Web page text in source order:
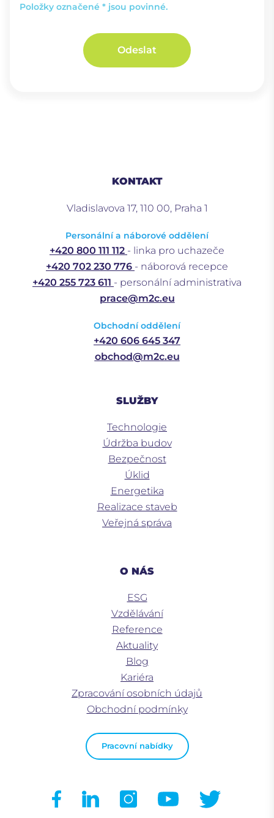
Položky označené * jsou povinné.
Odeslat
KONTAKT
Vladislavova 17, 110 00, Praha 1
Personální a náborové oddělení
+420 800 111 112 - linka pro uchazeče
+420 702 230 776 - náborová recepce
+420 255 723 611 - personální administrativa
prace@m2c.eu
Obchodní oddělení
+420 606 645 347
obchod@m2c.eu
SLUŽBY
Technologie
Údržba budov
Bezpečnost
Úklid
Energetika
Realizace staveb
Veřejná správa
O NÁS
ESG
Vzdělávání
Reference
Aktuality
Blog
Kariéra
Zpracování osobních údajů
Obchodní podmínky
Pracovní nabídky